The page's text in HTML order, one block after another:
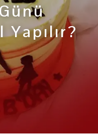
Yapılır?